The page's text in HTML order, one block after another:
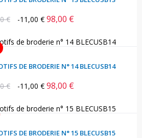
€ -11,00 € Prix
98,00 €
DE BRODERIE N° 14 BLECUSB14
€ -11,00 € Prix
98,00 €
DE BRODERIE N° 15 BLECUSB15